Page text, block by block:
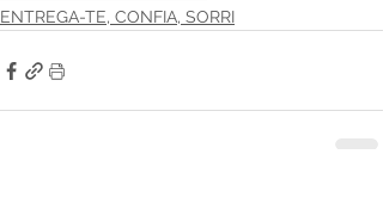
ENTREGA-TE, CONFIA, SORRI